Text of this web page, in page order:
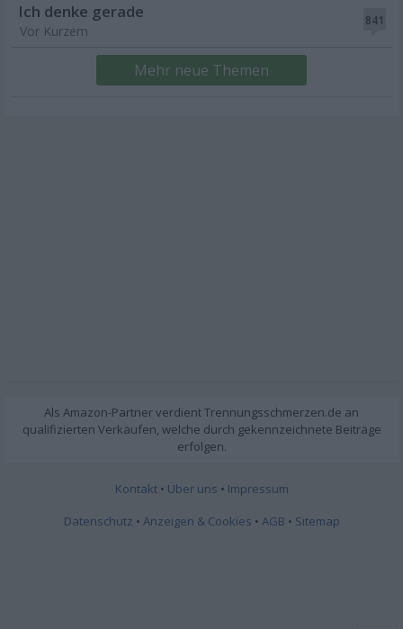
841
Ich denke gerade
Vor Kurzem
Mehr neue Themen
Kontakt• Über uns • Impressum
Datenschutz • Anzeigen & Cookies • AGB • Sitemap